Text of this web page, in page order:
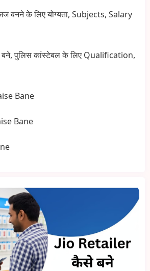
बनने के लिए योग्यता, Subjects, Salary
पुलिस कांस्टेबल के लिए Qualification,
Bane
Bane